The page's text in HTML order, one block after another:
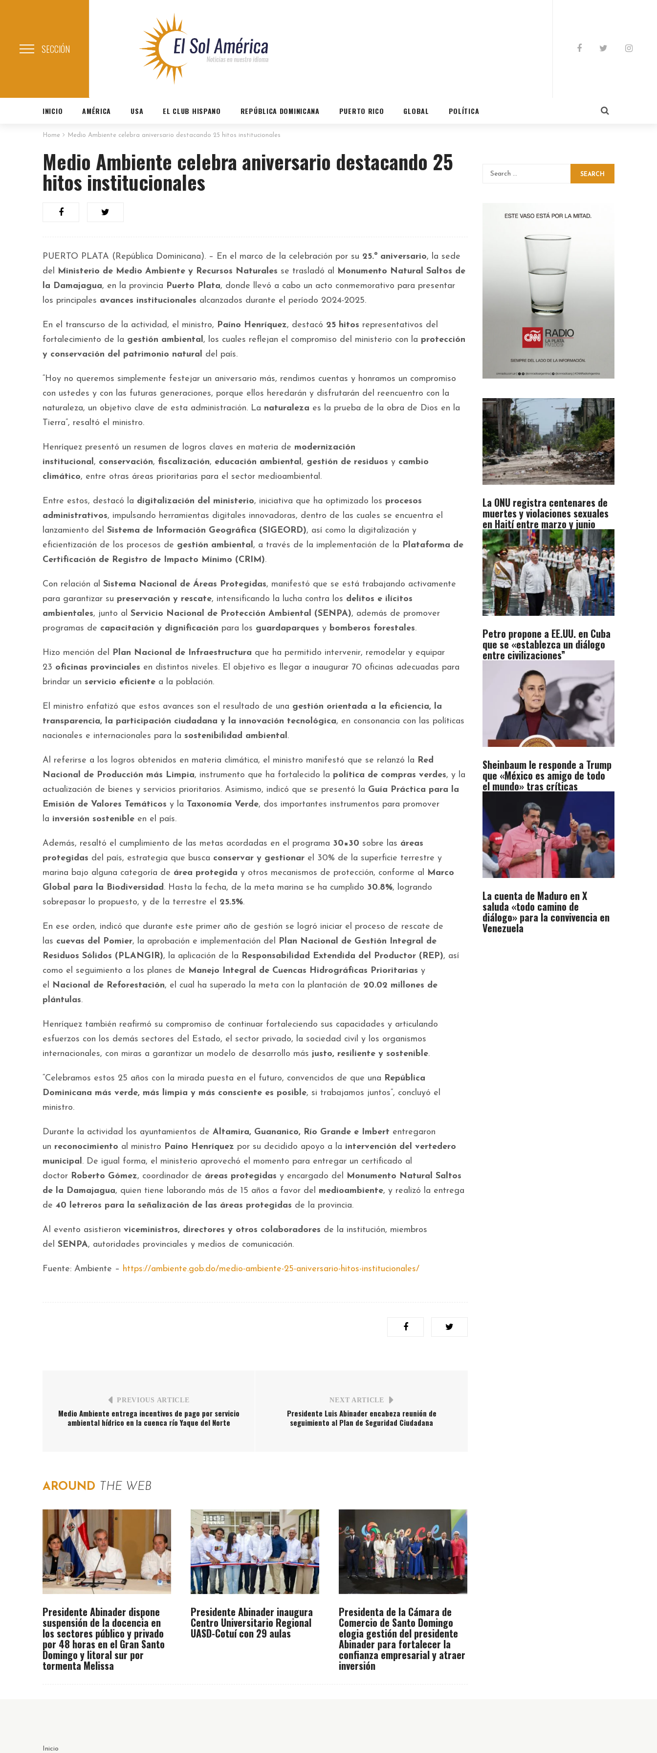
SECCIÓN
INICIO AMÉRICA USA EL CLUB HISPANO REPÚBLICA DOMINICANA PUERTO RICO GLOBAL POLÍTICA
Home Medio Ambiente celebra aniversario destacando 25 hitos institucionales
Medio Ambiente celebra aniversario destacando 25
hitos institucionales
PUERTO PLATA (República Dominicana). – En el marco de la celebración por su 25.º aniversario, la sede
del Ministerio de Medio Ambiente y Recursos Naturales se trasladó al Monumento Natural Saltos de
la Damajagua, en la provincia Puerto Plata, donde llevó a cabo un acto conmemorativo para presentar
los principales avances institucionales alcanzados durante el período 2024-2025.
En el transcurso de la actividad, el ministro, Paíno Henríquez, destacó 25 hitos representativos del
fortalecimiento de la gestión ambiental, los cuales reflejan el compromiso del ministerio con la protección
y conservación del patrimonio natural del país.
“Hoy no queremos simplemente festejar un aniversario más, rendimos cuentas y honramos un compromiso
con ustedes y con las futuras generaciones, porque ellos heredarán y disfrutarán del reencuentro con la
naturaleza, un objetivo clave de esta administración. La naturaleza es la prueba de la obra de Dios en la
Tierra”, resaltó el ministro.
Henríquez presentó un resumen de logros claves en materia de modernización
institucional, conservación, fiscalización, educación ambiental, gestión de residuos y cambio
climático, entre otras áreas prioritarias para el sector medioambiental.
Entre estos, destacó la digitalización del ministerio, iniciativa que ha optimizado los procesos
administrativos, impulsando herramientas digitales innovadoras, dentro de las cuales se encuentra el
lanzamiento del Sistema de Información Geográfica (SIGEORD), así como la digitalización y
eficientización de los procesos de gestión ambiental, a través de la implementación de la Plataforma de
Certificación de Registro de Impacto Mínimo (CRIM).
Con relación al Sistema Nacional de Áreas Protegidas, manifestó que se está trabajando activamente
para garantizar su preservación y rescate, intensificando la lucha contra los delitos e ilícitos
ambientales, junto al Servicio Nacional de Protección Ambiental (SENPA), además de promover
programas de capacitación y dignificación para los guardaparques y bomberos forestales.
Hizo mención del Plan Nacional de Infraestructura que ha permitido intervenir, remodelar y equipar
23 oficinas provinciales en distintos niveles. El objetivo es llegar a inaugurar 70 oficinas adecuadas para
brindar un servicio eficiente a la población.
El ministro enfatizó que estos avances son el resultado de una gestión orientada a la eficiencia, la
transparencia, la participación ciudadana y la innovación tecnológica, en consonancia con las políticas
nacionales e internacionales para la sostenibilidad ambiental.
Al referirse a los logros obtenidos en materia climática, el ministro manifestó que se relanzó la Red
Nacional de Producción más Limpia, instrumento que ha fortalecido la política de compras verdes, y la
actualización de bienes y servicios prioritarios. Asimismo, indicó que se presentó la Guía Práctica para la
Emisión de Valores Temáticos y la Taxonomía Verde, dos importantes instrumentos para promover
la inversión sostenible en el país.
Además, resaltó el cumplimiento de las metas acordadas en el programa 30×30 sobre las áreas
protegidas del país, estrategia que busca conservar y gestionar el 30% de la superficie terrestre y
marina bajo alguna categoría de área protegida y otros mecanismos de protección, conforme al Marco
Global para la Biodiversidad. Hasta la fecha, de la meta marina se ha cumplido 30.8%, logrando
sobrepasar lo propuesto, y de la terrestre el 25.5%.
En ese orden, indicó que durante este primer año de gestión se logró iniciar el proceso de rescate de
las cuevas del Pomier, la aprobación e implementación del Plan Nacional de Gestión Integral de
Residuos Sólidos (PLANGIR), la aplicación de la Responsabilidad Extendida del Productor (REP), así
como el seguimiento a los planes de Manejo Integral de Cuencas Hidrográficas Prioritarias y
el Nacional de Reforestación, el cual ha superado la meta con la plantación de 20.02 millones de
plántulas.
Henríquez también reafirmó su compromiso de continuar fortaleciendo sus capacidades y articulando
esfuerzos con los demás sectores del Estado, el sector privado, la sociedad civil y los organismos
internacionales, con miras a garantizar un modelo de desarrollo más justo, resiliente y sostenible.
“Celebramos estos 25 años con la mirada puesta en el futuro, convencidos de que una República
Dominicana más verde, más limpia y más consciente es posible, si trabajamos juntos”, concluyó el
ministro.
Durante la actividad los ayuntamientos de Altamira, Guananico, Río Grande e Imbert entregaron
un reconocimiento al ministro Paíno Henríquez por su decidido apoyo a la intervención del vertedero
municipal. De igual forma, el ministerio aprovechó el momento para entregar un certificado al
doctor Roberto Gómez, coordinador de áreas protegidas y encargado del Monumento Natural Saltos
de la Damajagua, quien tiene laborando más de 15 años a favor del medioambiente, y realizó la entrega
de 40 letreros para la señalización de las áreas protegidas de la provincia.
Al evento asistieron viceministros, directores y otros colaboradores de la institución, miembros
del SENPA, autoridades provinciales y medios de comunicación.
Fuente: Ambiente – https://ambiente.gob.do/medio-ambiente-25-aniversario-hitos-institucionales/
PREVIOUS ARTICLE
Medio Ambiente entrega incentivos de pago por servicio
ambiental hídrico en la cuenca río Yaque del Norte
NEXT ARTICLE
Presidente Luis Abinader encabeza reunión de
seguimiento al Plan de Seguridad Ciudadana
AROUND THE WEB
Presidente Abinader dispone
suspensión de la docencia en
los sectores público y privado
por 48 horas en el Gran Santo
Domingo y litoral sur por
tormenta Melissa
Presidente Abinader inaugura
Centro Universitario Regional
UASD-Cotuí con 29 aulas
Presidenta de la Cámara de
Comercio de Santo Domingo
elogia gestión del presidente
Abinader para fortalecer la
confianza empresarial y atraer
inversión
SEARCH
La ONU registra centenares de
muertes y violaciones sexuales
en Haití entre marzo y junio
Petro propone a EE.UU. en Cuba
que se «establezca un diálogo
entre civilizaciones”
Sheinbaum le responde a Trump
que «México es amigo de todo
el mundo» tras críticas
La cuenta de Maduro en X
saluda «todo camino de
diálogo» para la convivencia en
Venezuela
Inicio